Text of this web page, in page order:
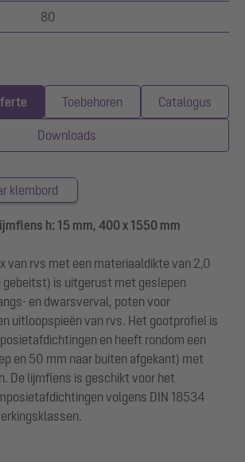
80
Toebehoren Catalogus
Downloads
klembord
h: 15 mm, 400 x 1550 mm
van rvs met een materiaaldikte van 2,0
gebeitst) is uitgerust met geslepen
en dwarsverval, poten voor
uitloopspieën van rvs. Het gootprofiel is
en heeft rondom een
en 50 mm naar buiten afgekant) met
De lijmflens is geschikt voor het
volgens DIN 18534